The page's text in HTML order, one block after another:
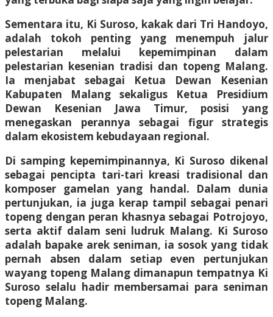
Sementara itu, Ki Suroso, kakak dari Tri Handoyo,
adalah tokoh penting yang menempuh jalur
pelestarian melalui kepemimpinan dalam
pelestarian kesenian tradisi dan topeng Malang.
Ia menjabat sebagai Ketua Dewan Kesenian
Kabupaten Malang sekaligus Ketua Presidium
Dewan Kesenian Jawa Timur, posisi yang
menegaskan perannya sebagai figur strategis
dalam ekosistem kebudayaan regional.
Di samping kepemimpinannya, Ki Suroso dikenal
sebagai pencipta tari-tari kreasi tradisional dan
komposer gamelan yang handal. Dalam dunia
pertunjukan, ia juga kerap tampil sebagai penari
topeng dengan peran khasnya sebagai Potrojoyo,
serta aktif dalam seni ludruk Malang. Ki Suroso
adalah bapake arek seniman, ia sosok yang tidak
pernah absen dalam setiap even pertunjukan
wayang topeng Malang dimanapun tempatnya Ki
Suroso selalu hadir membersamai para seniman
topeng Malang.